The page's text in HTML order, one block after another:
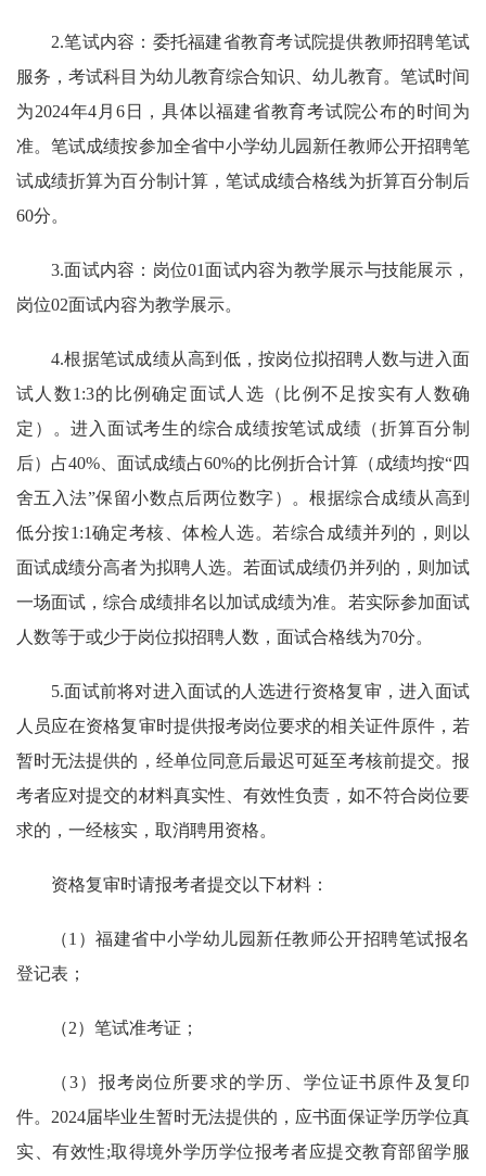
2.笔试内容：委托福建省教育考试院提供教师招聘笔试
服务，考试科目为幼儿教育综合知识、幼儿教育。笔试时间
为2024年4月6日，具体以福建省教育考试院公布的时间为
准。笔试成绩按参加全省中小学幼儿园新任教师公开招聘笔
试成绩折算为百分制计算，笔试成绩合格线为折算百分制后
60分。
3.面试内容：岗位01面试内容为教学展示与技能展示，
岗位02面试内容为教学展示。
4.根据笔试成绩从高到低，按岗位拟招聘人数与进入面
试人数1:3的比例确定面试人选（比例不足按实有人数确
定）。进入面试考生的综合成绩按笔试成绩（折算百分制
后）占40%、面试成绩占60%的比例折合计算（成绩均按“四
舍五入法”保留小数点后两位数字）。根据综合成绩从高到
低分按1:1确定考核、体检人选。若综合成绩并列的，则以
面试成绩分高者为拟聘人选。若面试成绩仍并列的，则加试
一场面试，综合成绩排名以加试成绩为准。若实际参加面试
人数等于或少于岗位拟招聘人数，面试合格线为70分。
5.面试前将对进入面试的人选进行资格复审，进入面试
人员应在资格复审时提供报考岗位要求的相关证件原件，若
暂时无法提供的，经单位同意后最迟可延至考核前提交。报
考者应对提交的材料真实性、有效性负责，如不符合岗位要
求的，一经核实，取消聘用资格。
资格复审时请报考者提交以下材料：
（1）福建省中小学幼儿园新任教师公开招聘笔试报名
登记表；
（2）笔试准考证；
（3）报考岗位所要求的学历、学位证书原件及复印
件。2024届毕业生暂时无法提供的，应书面保证学历学位真
实、有效性;取得境外学历学位报考者应提交教育部留学服